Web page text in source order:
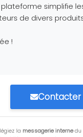
plateforme simplifie
de divers
!
la messagerie internedu